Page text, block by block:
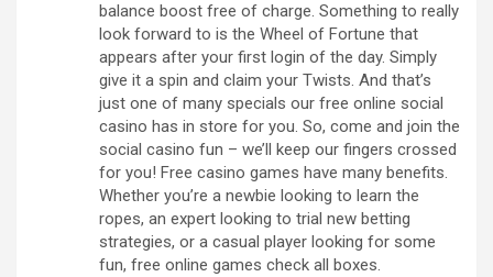
balance boost free of charge. Something to really
look forward to is the Wheel of Fortune that
appears after your first login of the day. Simply
give it a spin and claim your Twists. And that’s
just one of many specials our free online social
casino has in store for you. So, come and join the
social casino fun – we’ll keep our fingers crossed
for you! Free casino games have many benefits.
Whether you’re a newbie looking to learn the
ropes, an expert looking to trial new betting
strategies, or a casual player looking for some
fun, free online games check all boxes.